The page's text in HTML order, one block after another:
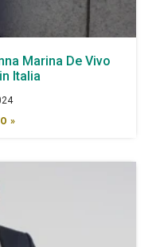
Marina De Vivo
Italia
»